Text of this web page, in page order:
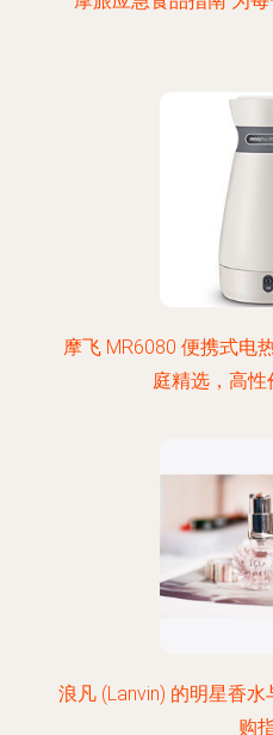
摩飞 MR6080 便携式电
庭精选，高
浪凡 (Lanvin) 的明星香
购